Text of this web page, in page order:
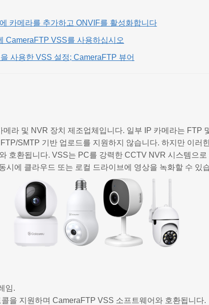
카메라를 추가하고 ONVIF를 활성화합니다
CameraFTP VSS를 사용하십시오
사용한 VSS 설정; CameraFTP 뷰어
라 및 NVR 장치 제조업체입니다. 일부 IP 카메라는 FTP
SMTP 기반 업로드를 지원하지 않습니다. 하지만 이러
호환됩니다. VSS는 PC를 강력한 CCTV NVR 시스템으
시에 클라우드 또는 로컬 드라이브에 영상을 녹화할 수 있
임.
을 지원하며 CameraFTP VSS 소프트웨어와 호환됩니다.